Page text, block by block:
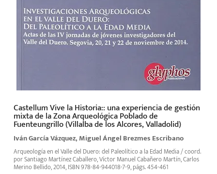
Castellum Vive la Historia:: una experiencia de gestión
mixta de la Zona Arqueológica Poblado de
Fuenteungrillo (Villalba de los Alcores, Valladolid)
Iván García Vázquez, Miguel Ángel Brezmes Escribano
Arqueología en el Valle del Duero: del Paleolítico a la Edad Media / coord.
por Santiago Martínez Caballero, Víctor Manuel Cabañero Martín, Carlos
Merino Bellido, 2014, ISBN 978-84-944018-7-9, págs. 454-461